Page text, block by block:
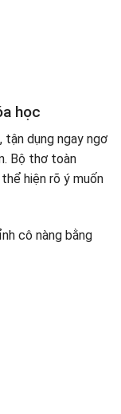
học
tận dụng ngay ngơ
Bộ thơ toàn
hiện rõ ý muốn
cô nàng bằng